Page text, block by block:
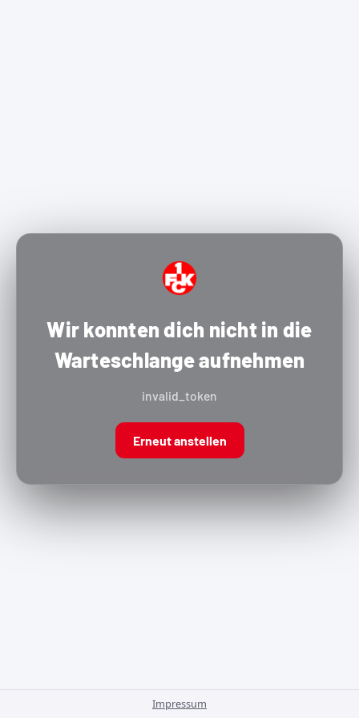
Wir konnten dich nicht in die
Warteschlange aufnehmen
invalid_token
Erneut anstellen
Impressum